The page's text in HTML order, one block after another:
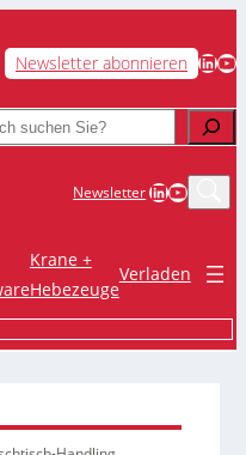
Newsletter abonnieren LinkedIn YouTube
NewsletterLinkedIn
Krane +
Hebezeuge
Verladen